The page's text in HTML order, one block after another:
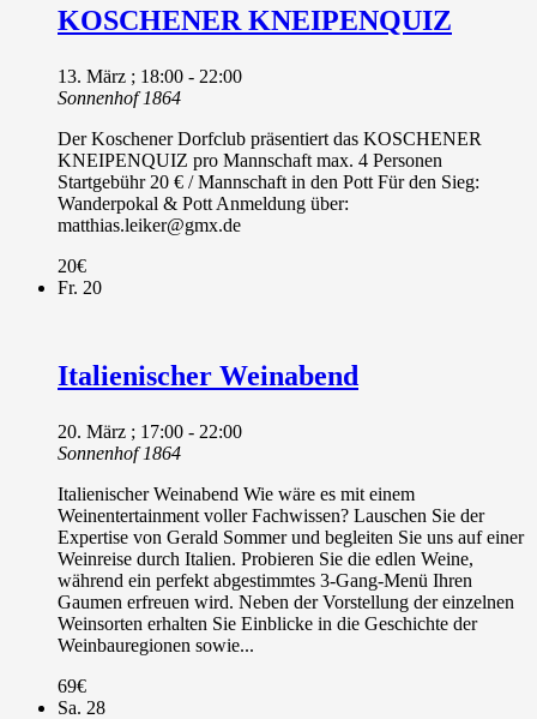
KOSCHENER KNEIPENQUIZ
13. März ; 18:00 - 22:00
Sonnenhof 1864
Der Koschener Dorfclub präsentiert das KOSCHENER
KNEIPENQUIZ pro Mannschaft max. 4 Personen
Startgebühr 20 € / Mannschaft in den Pott Für den Sieg:
Wanderpokal & Pott Anmeldung über:
matthias.leiker@gmx.de
20€
Fr. 20
Italienischer Weinabend
20. März ; 17:00 - 22:00
Sonnenhof 1864
Italienischer Weinabend Wie wäre es mit einem
Weinentertainment voller Fachwissen? Lauschen Sie der
Expertise von Gerald Sommer und begleiten Sie uns auf einer
Weinreise durch Italien. Probieren Sie die edlen Weine,
während ein perfekt abgestimmtes 3-Gang-Menü Ihren
Gaumen erfreuen wird. Neben der Vorstellung der einzelnen
Weinsorten erhalten Sie Einblicke in die Geschichte der
Weinbauregionen sowie...
69€
Sa. 28